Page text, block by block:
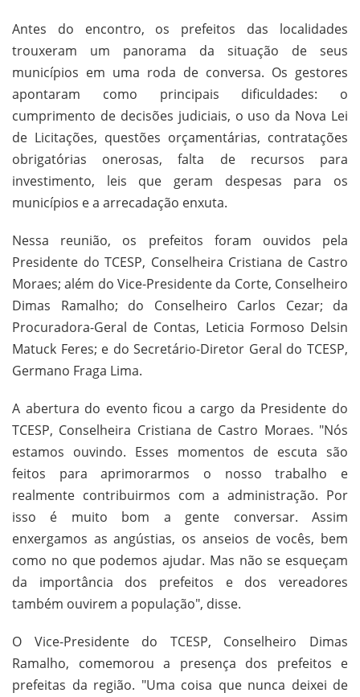
Antes do encontro, os prefeitos das localidades
trouxeram um panorama da situação de seus
municípios em uma roda de conversa. Os gestores
apontaram como principais dificuldades: o
cumprimento de decisões judiciais, o uso da Nova Lei
de Licitações, questões orçamentárias, contratações
obrigatórias onerosas, falta de recursos para
investimento, leis que geram despesas para os
municípios e a arrecadação enxuta.
Nessa reunião, os prefeitos foram ouvidos pela
Presidente do TCESP, Conselheira Cristiana de Castro
Moraes; além do Vice-Presidente da Corte, Conselheiro
Dimas Ramalho; do Conselheiro Carlos Cezar; da
Procuradora-Geral de Contas, Leticia Formoso Delsin
Matuck Feres; e do Secretário-Diretor Geral do TCESP,
Germano Fraga Lima.
A abertura do evento ficou a cargo da Presidente do
TCESP, Conselheira Cristiana de Castro Moraes. "Nós
estamos ouvindo. Esses momentos de escuta são
feitos para aprimorarmos o nosso trabalho e
realmente contribuirmos com a administração. Por
isso é muito bom a gente conversar. Assim
enxergamos as angústias, os anseios de vocês, bem
como no que podemos ajudar. Mas não se esqueçam
da importância dos prefeitos e dos vereadores
também ouvirem a população", disse.
O Vice-Presidente do TCESP, Conselheiro Dimas
Ramalho, comemorou a presença dos prefeitos e
prefeitas da região. "Uma coisa que nunca deixei de